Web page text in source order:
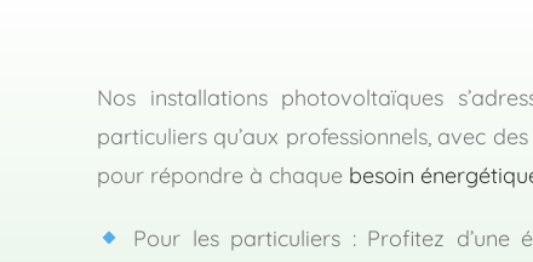
Nos installations photovoltaïques
particuliers qu’aux professionnels, avec
pour répondre à chaque besoin
Pour les particuliers : Profitez d’une